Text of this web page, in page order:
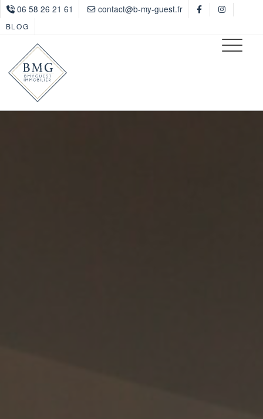
06 58 26 21 61 contact@b-my-guest.fr
BLOG